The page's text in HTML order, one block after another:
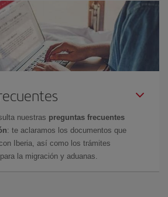
nuestras preguntas frecuentes
: te aclaramos los documentos que
Iberia, así como los trámites
la migración y aduanas.